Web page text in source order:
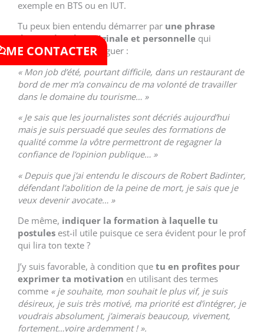
exemple en BTS ou en IUT.
Tu peux bien entendu démarrer par une phrase
d’accroche plus originale et personnelle qui
permettra de te distinguer :
« Mon job d’été, pourtant difficile, dans un restaurant de
bord de mer m’a convaincu de ma volonté de travailler
dans le domaine du tourisme… »
« Je sais que les journalistes sont décriés aujourd’hui
mais je suis persuadé que seules des formations de
qualité comme la vôtre permettront de regagner la
confiance de l’opinion publique… »
« Depuis que j’ai entendu le discours de Robert Badinter,
défendant l’abolition de la peine de mort, je sais que je
veux devenir avocate… »
De même, indiquer la formation à laquelle tu
postules est-il utile puisque ce sera évident pour le prof
qui lira ton texte ?
J’y suis favorable, à condition que tu en profites pour
exprimer ta motivation en utilisant des termes
comme « je souhaite, mon souhait le plus vif, je suis
désireux, je suis très motivé, ma priorité est d’intégrer, je
voudrais absolument, j’aimerais beaucoup, vivement,
fortement…voire ardemment ! ».
ME CONTACTER